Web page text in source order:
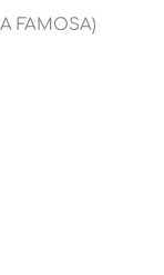
FAMOSA)